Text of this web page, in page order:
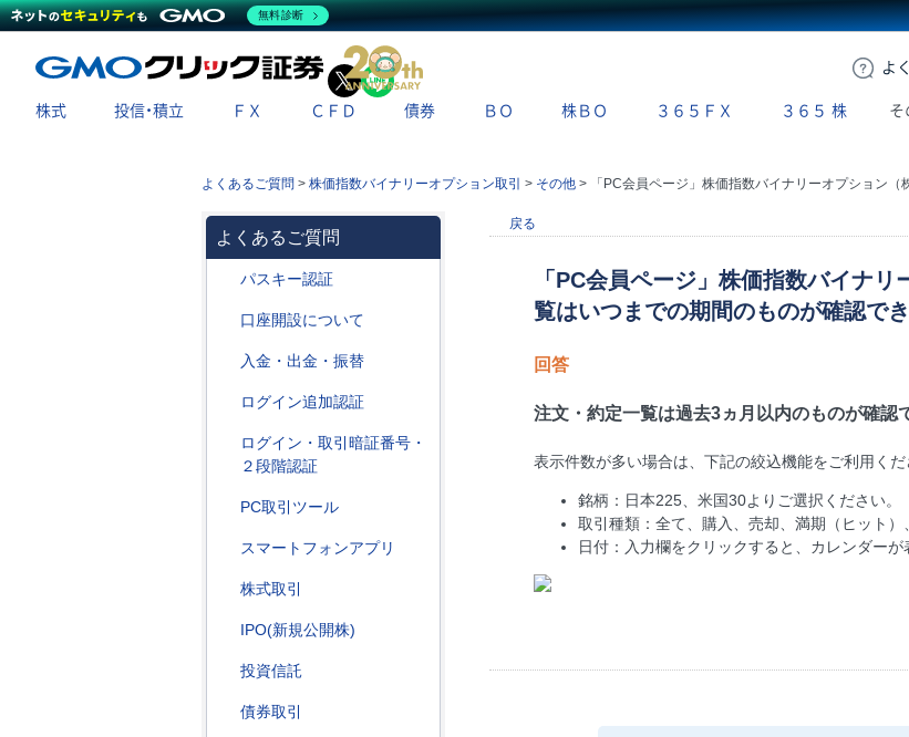
よ
X
株式 投信・積立 ＦＸ ＣＦＤ 債券 ＢＯ 株ＢＯ ３６５ＦＸ ３６５ 株 そ
よくあるご質問 > 株価指数バイナリーオプション取引 > その他 > 「PC会員ページ」株価指数バイナリーオプション（株BO）の注文・約定一覧はいつまでの期
よくあるご質問
パスキー認証
口座開設について
入金・出金・振替
ログイン追加認証
ログイン・取引暗証番号・
２段階認証
PC取引ツール
スマートフォンアプリ
株式取引
IPO(新規公開株)
投資信託
債券取引
戻る
「PC会員ページ」株価指数バイナ
覧はいつまでの期間のものが確認で
回答
注文・約定一覧は過去3ヵ月以内のものが確認
表示件数が多い場合は、下記の絞込機能をご利用くだ
銘柄：日本225、米国30よりご選択ください。
取引種類：全て、購入、売却、満期（ヒット）
日付：入力欄をクリックすると、カレンダー
無料診断